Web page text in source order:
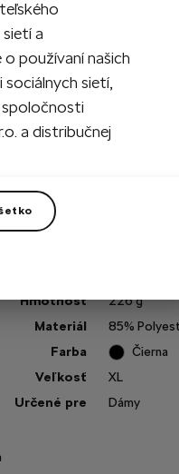
Pridať do
Hmotnosť
226g
Materiál
85%
Farba
Čierna
Veľkosť
XL
Určené pre
Dámy
a
používaní našich
sietí,
spoločnosti
a distribučnej